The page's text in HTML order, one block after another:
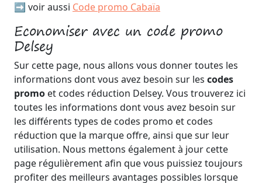
➡️ voir aussi Code promo Cabaïa
Economiser avec un code promo
Delsey
Sur cette page, nous allons vous donner toutes les
informations dont vous avez besoin sur les codes
promo et codes réduction Delsey. Vous trouverez ici
toutes les informations dont vous avez besoin sur
les différents types de codes promo et codes
réduction que la marque offre, ainsi que sur leur
utilisation. Nous mettons également à jour cette
page régulièrement afin que vous puissiez toujours
profiter des meilleurs avantages possibles lorsque